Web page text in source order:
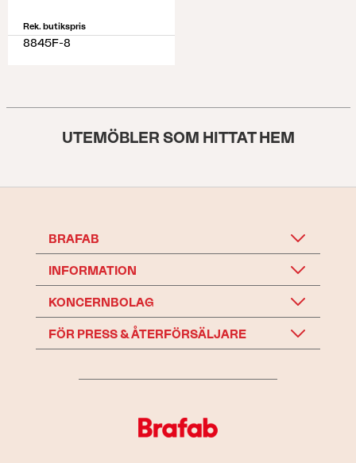
Rek. butikspris
8845F-8
UTEMÖBLER SOM HITTAT HEM
BRAFAB
INFORMATION
KONCERNBOLAG
FÖR PRESS & ÅTERFÖRSÄLJARE